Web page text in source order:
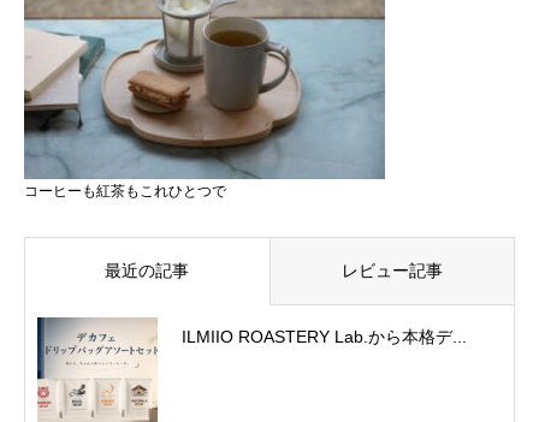
コーヒーも紅茶もこれひとつで
最近の記事 レビュー記事
ILMIIO ROASTERY Lab.から本格デ...